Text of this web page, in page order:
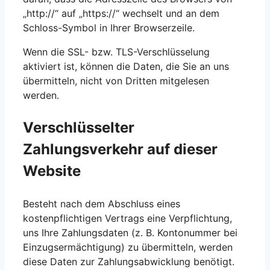
„http://“ auf „https://“ wechselt und an dem
Schloss-Symbol in Ihrer Browserzeile.
Wenn die SSL- bzw. TLS-Verschlüsselung
aktiviert ist, können die Daten, die Sie an uns
übermitteln, nicht von Dritten mitgelesen
werden.
Verschlüsselter
Zahlungsverkehr auf dieser
Website
Besteht nach dem Abschluss eines
kostenpflichtigen Vertrags eine Verpflichtung,
uns Ihre Zahlungsdaten (z. B. Kontonummer bei
Einzugsermächtigung) zu übermitteln, werden
diese Daten zur Zahlungsabwicklung benötigt.